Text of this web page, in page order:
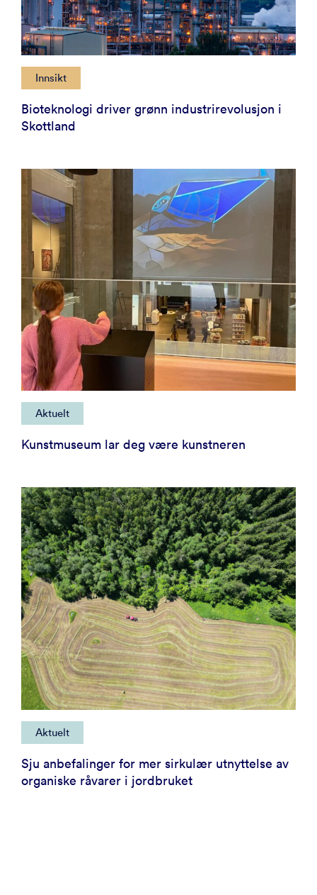
Innsikt
Bioteknologi driver grønn industrirevolusjon i
Skottland
Aktuelt
Kunstmuseum lar deg være kunstneren
Aktuelt
Sju anbefalinger for mer sirkulær utnyttelse av
organiske råvarer i jordbruket